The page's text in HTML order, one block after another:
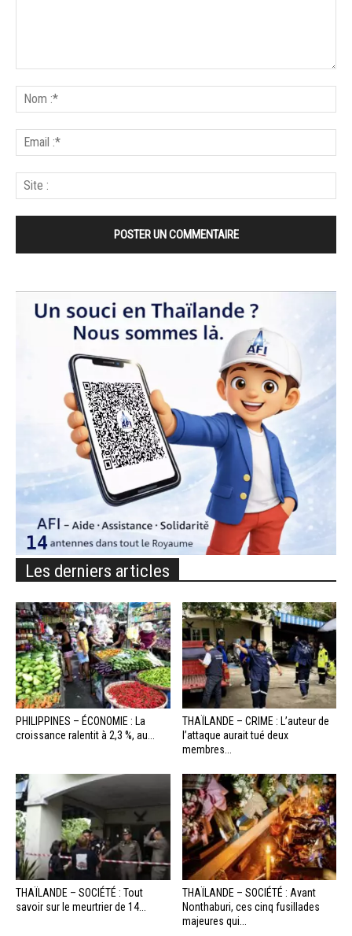
Les derniers articles
PHILIPPINES – ÉCONOMIE : La
croissance ralentit à 2,3 %, au...
THAÏLANDE – CRIME : L’auteur de
l’attaque aurait tué deux
membres...
THAÏLANDE – SOCIÉTÉ : Tout
savoir sur le meurtrier de 14...
THAÏLANDE – SOCIÉTÉ : Avant
Nonthaburi, ces cinq fusillades
majeures qui...